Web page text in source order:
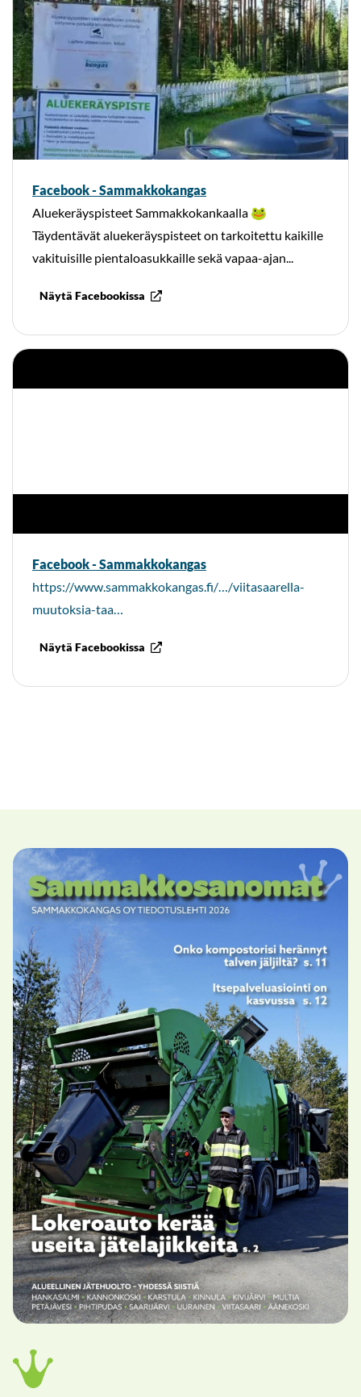
Facebook - Sammakkokangas
Aluekeräyspisteet Sammakkokankaalla 🐸
Täydentävät aluekeräyspisteet on tarkoitettu kaikille
vakituisille pientaloasukkaille sekä vapaa-ajan...
Näytä Facebookissa
Facebook - Sammakkokangas
https://www.sammakkokangas.fi/…/viitasaarella-
muutoksia-taa…
Näytä Facebookissa